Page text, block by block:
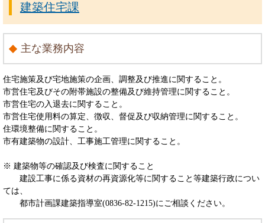
建築住宅課
主な業務内容
住宅施策及び宅地施策の企画、調整及び推進に関すること。
市営住宅及びその附帯施設の整備及び維持管理に関すること。
市営住宅の入退去に関すること。
市営住宅使用料の算定、徴収、督促及び収納管理に関すること。
住環境整備に関すること。
市有建築物の設計、工事施工管理に関すること。
※ 建築物等の確認及び検査に関すること
建設工事に係る資材の再資源化等に関すること等建築行政につい
ては、
都市計画課建築指導室(0836-82-1215)にご相談ください。